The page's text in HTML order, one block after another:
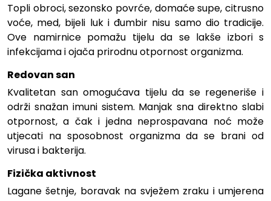
Topli obroci, sezonsko povrće, domaće supe, citrusno
voće, med, bijeli luk i đumbir nisu samo dio tradicije.
Ove namirnice pomažu tijelu da se lakše izbori s
infekcijama i ojača prirodnu otpornost organizma.
Redovan san
Kvalitetan san omogućava tijelu da se regeneriše i
održi snažan imuni sistem. Manjak sna direktno slabi
otpornost, a čak i jedna neprospavana noć može
utjecati na sposobnost organizma da se brani od
virusa i bakterija.
Fizička aktivnost
Lagane šetnje, boravak na svježem zraku i umjerena